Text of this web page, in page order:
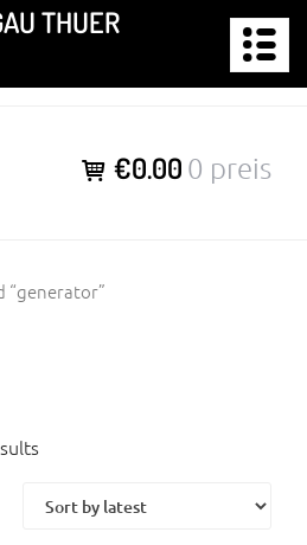
THUER
€0.00 0 preis
“generator”